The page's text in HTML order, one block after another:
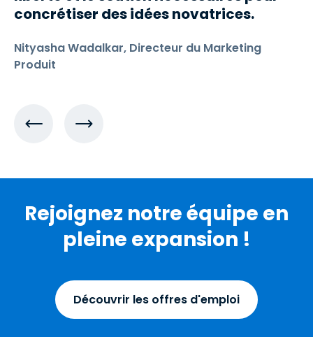
concrétiser des idées novatrices.
Nityasha Wadalkar, Directeur du Marketing
Produit
Rejoignez notre équipe en
pleine expansion !
Découvrir les offres d'emploi